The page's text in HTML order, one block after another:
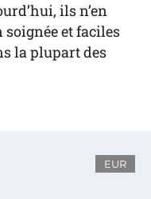
ils n’en
et faciles
la plupart des
EUR